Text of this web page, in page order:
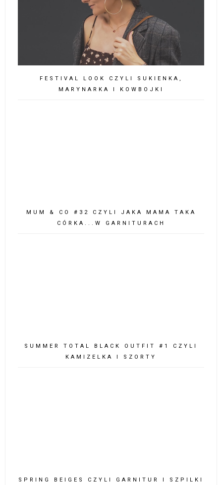
FESTIVAL LOOK CZYLI SUKIENKA,
MARYNARKA I KOWBOJKI
MUM & CO #32 CZYLI JAKA MAMA TAKA
CÓRKA...W GARNITURACH
SUMMER TOTAL BLACK OUTFIT #1 CZYLI
KAMIZELKA I SZORTY
SPRING BEIGES CZYLI GARNITUR I SZPILKI